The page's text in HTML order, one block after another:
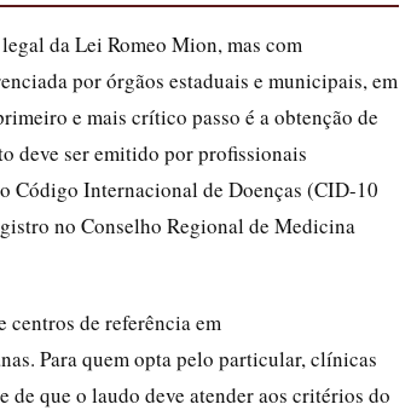
da Lei Romeo Mion, mas com
por órgãos estaduais e municipais, em
e mais crítico passo é a obtenção de
deve ser emitido por profissionais
Código Internacional de Doenças (CID-10
no Conselho Regional de Medicina
centros de referência em
Para quem opta pelo particular, clínicas
de que o laudo deve atender aos critérios do